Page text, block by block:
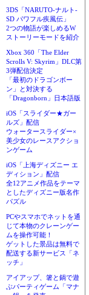
3DS「NARUTO-ナルト-
SD パワフル疾風伝」
2つの物語が楽しめるW
ストーリーモードを紹介
Xbox 360「The Elder
Scrolls V: Skyrim」DLC第
3弾配信決定
「最初のドラゴンボー
ン」と対決する
「Dragonborn」日本語版
iOS「スライダー★ガー
ルズ」配信
ウォータースライダー×
美少女のレースアクショ
ンゲーム
iOS「上海ディズニー エ
ディション」配信
全12アニメ作品をテーマ
としたディズニー版名作
パズル
PCやスマホでネットを通
じて本物のクレーンゲー
ムを操作可能！
ゲットした景品は無料で
配送する新サービス「ネ
ッチ」
アイアップ、箸と鍋で遊
ぶパーティゲーム「マナ